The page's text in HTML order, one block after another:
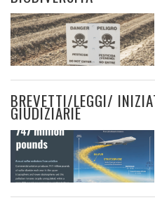
BREVETTI/LEGGI/
GIUDIZIARIE